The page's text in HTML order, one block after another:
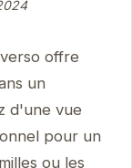
offre
un
d'une vue
pour un
ou les